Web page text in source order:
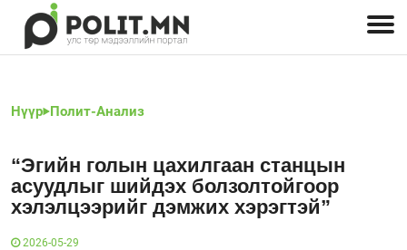
Нүүр Полит-Анализ
“Эгийн голын цахилгаан станцын
асуудлыг шийдэх болзолтойгоор
хэлэлцээрийг дэмжих хэрэгтэй”
2026-05-29